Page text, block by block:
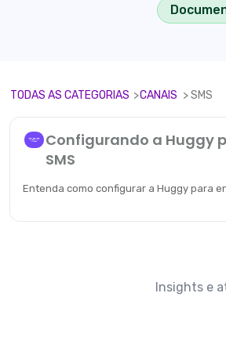
TODAS AS CATEGORIAS ​>​​CANAIS ​ > ​​SMS
Configurando a Huggy
SMS
Entenda como configurar a Huggy para
Insights e